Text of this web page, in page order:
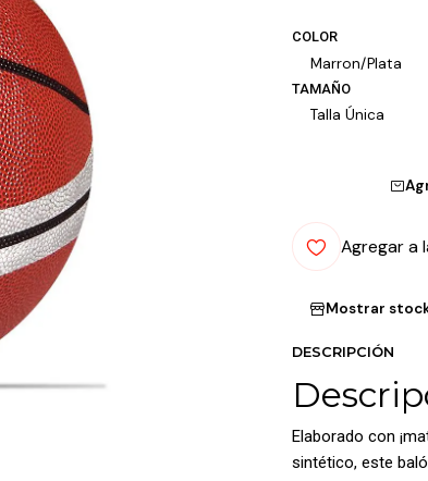
COLOR
Marron/Plata
TAMAÑO
Talla Única
Agregar a
Mostrar
DESCRIPCIÓN
Elaborado con
sintético, este